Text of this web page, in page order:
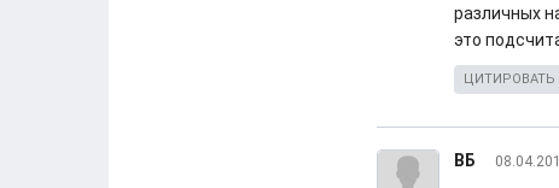
различных
это
ЦИТИРОВАТЬ
ВБ